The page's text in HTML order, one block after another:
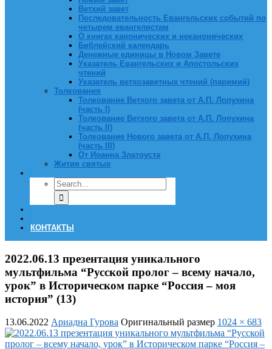
Ветхий завет
Последовательность Евангельских событий по
четырем евангелистам
О книгах канонических и неканонических
Библейский календарь
Денежные единицы в Новом Завете
Указатель Евангельских и Апостольских
чтений
Указатель ветхозаветных чтений (паримий)
Толкования
Толкование Ветхого завета от А.П. Лопухина
(часть I)
Толкование Ветхого завета от А.П. Лопухина
(часть II)
Толкование Нового завета от А.П. Лопухина
(часть III)
От Иоанна Златоуста
Жития святых
КОНТАКТЫ
2022.06.13 презентация уникального
мультфильма “Русской пролог – всему начало,
урок” в Историческом парке “Россия – моя
история” (13)
13.06.2022 Ариадна Гурова Оригинальный размер 1024 × 683